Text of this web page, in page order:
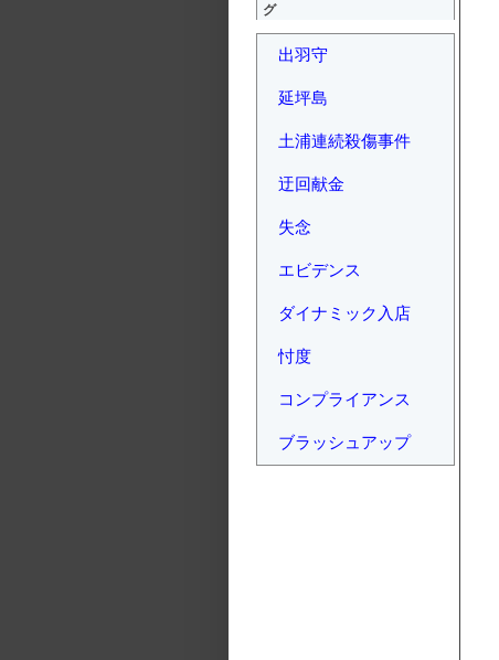
グ
出羽守
延坪島
土浦連続殺傷事件
迂回献金
失念
エビデンス
ダイナミック入店
忖度
コンプライアンス
ブラッシュアップ